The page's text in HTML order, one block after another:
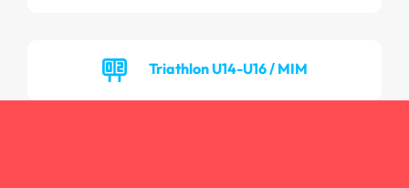
Triathlon U14-U16 / MIM